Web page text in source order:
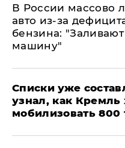
В России массово
авто из-за
бензина:
машину"
Списки уже
узнал, как Кремль
мобилизовать 800